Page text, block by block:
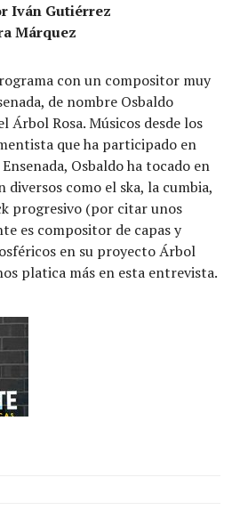
Iván Gutiérrez
Márquez
con un compositor muy
de nombre Osbaldo
Árbol Rosa. Músicos desde los
que ha participado en
Osbaldo ha tocado en
diversos como el ska, la cumbia,
progresivo (por citar unos
es compositor de capas y
en su proyecto Árbol
platica más en esta entrevista.